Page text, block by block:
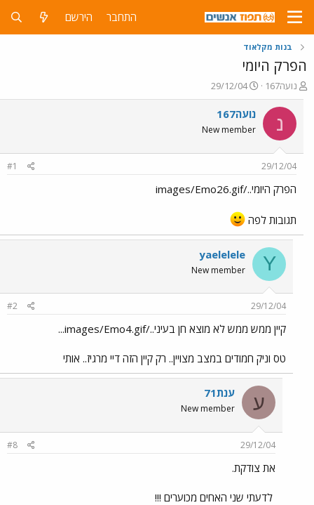
התחבר הירשם
בנות מקלאוד
הפרק היומי
פ
ו
ת
ח
ה
ש
א
נועה167
פ
ו
ר
ס
ם
ר
29/12/04
נ נועה167
New member
29/12/04
#1
הפרק היומי../images/Emo26.gif
תגובות לפה
Y
yaelelele
New member
29/12/04
#2
קיין ממש ממש לא מוצא חן בעיני../images/Emo4.gif...
טס וניק חמודים במצב מצויין.. רק קיין הזה דיי מרגיז.. אותי
ע ענת71
New member
29/12/04
#8
את צודקת.
לדעתי שני האחים מכוערים !!!